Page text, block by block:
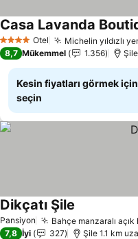
4 Yıldız Otel Michelin yıldızlı
Casa Lavanda
8,7 Mükemmel 1.356
Kesin fiyatları görmek
seçin
Pansiyon Bahçe manzaralı açık
Dikçatı Şile
7,8 İyi 327 Şile 1.1 km